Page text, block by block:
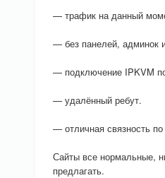
— трафик на данный
— без панелей, админок
— подключение IPKVM
— удалённый ребут.
— отличная связность
Сайты все нормальные,
предлагать.